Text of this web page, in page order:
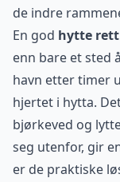
de indre
En god hytte rett
enn bare et sted
havn etter timer
hjertet i hytta.
bjørkeved og
seg utenfor, gir
er de praktiske